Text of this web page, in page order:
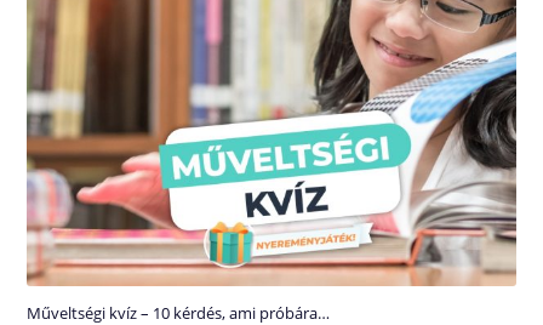
Műveltségi kvíz – 10 kérdés, ami próbára…